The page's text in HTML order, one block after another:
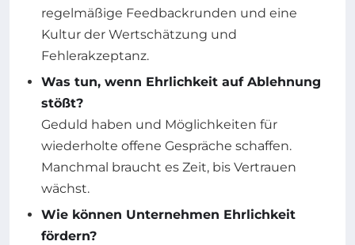
regelmäßige Feedbackrunden und eine
Kultur der Wertschätzung und
Fehlerakzeptanz.
Was tun, wenn Ehrlichkeit auf Ablehnung
stößt?
Geduld haben und Möglichkeiten für
wiederholte offene Gespräche schaffen.
Manchmal braucht es Zeit, bis Vertrauen
wächst.
Wie können Unternehmen Ehrlichkeit
fördern?